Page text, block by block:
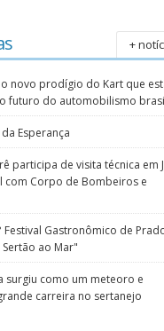
+
o novo prodígio do Kart que
futuro do automobilismo
Esperança
participa de visita técnica em
com Corpo de Bombeiros e
Festival Gastronômico de
ao Mar"
surgiu como um meteoro e
carreira no sertanejo